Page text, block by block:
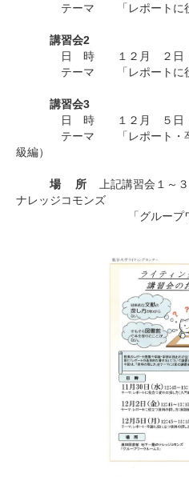
テーマ 「レポートに役立
講習会2
日 時 １２月 ２日（
テーマ 「レポートに役立
講習会3
日 時 １２月 ５日（
テーマ 「レポート・卒論
級編）
場 所
上記講習会１～
ナレッジコモンズ
「グループワーク